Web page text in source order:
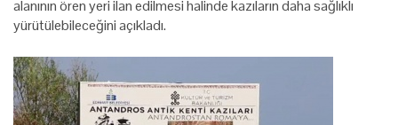
alanının ören yeri ilan edilmesi halinde kazıların daha sağlıklı
yürütülebileceğini açıkladı.